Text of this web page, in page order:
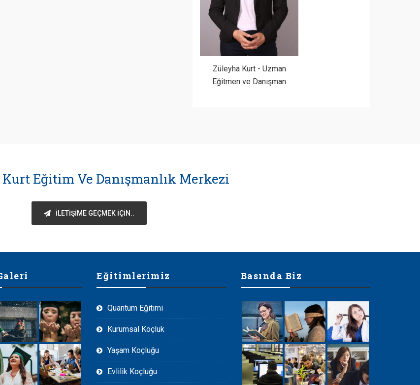
Züleyha Kurt - Uzman
Eğitmen ve Danışman
Eğitim Ve Danışmanlık Merkezi
İLETIŞIME GEÇMEK IÇIN..
Eğitimlerimiz
Quantum Eğitimi
Kurumsal Koçluk
Yaşam Koçluğu
Evlilik Koçluğu
Basında Biz